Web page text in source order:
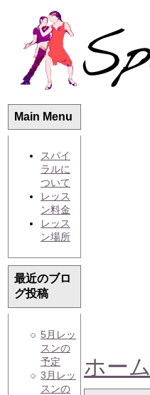
Main Menu
スパイ
ラルに
ついて
レッス
ン料金
レッス
ン場所
最近のブロ
グ投稿
5月レッ
スンの
予定
3月レッ
スンの
ホーム